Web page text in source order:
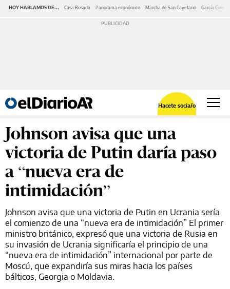
HOY HABLAMOS DE... Casa Rosada Panorama económico Marcha de San Cayetano García Cuerva
Hacete socia/o
Johnson avisa que una
victoria de Putin daría paso
a “nueva era de
intimidación”
Johnson avisa que una victoria de Putin en Ucrania sería
el comienzo de una “nueva era de intimidación” El primer
ministro británico, expresó que una victoria de Rusia en
su invasión de Ucrania significaría el principio de una
“nueva era de intimidación” internacional por parte de
Moscú, que expandiría sus miras hacia los países
bálticos, Georgia o Moldavia.